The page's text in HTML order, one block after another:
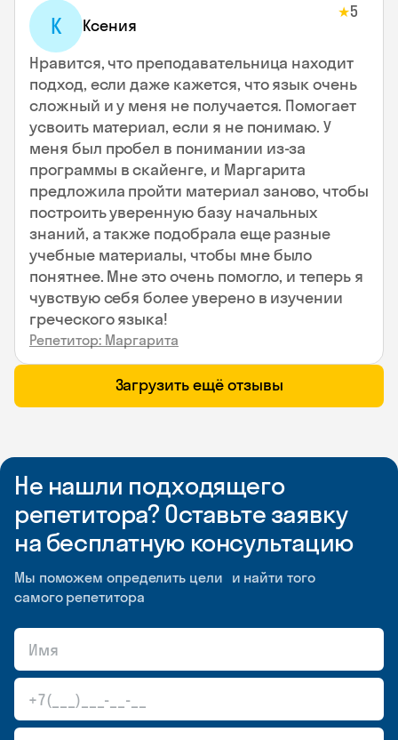
К Ксения
★5
Нравится, что преподавательница находит
подход, если даже кажется, что язык очень
сложный и у меня не получается. Помогает
усвоить материал, если я не понимаю. У
меня был пробел в понимании из-за
программы в скайенге, и Маргарита
предложила пройти материал заново, чтобы
построить уверенную базу начальных
знаний, а также подобрала еще разные
учебные материалы, чтобы мне было
понятнее. Мне это очень помогло, и теперь я
чувствую себя более уверено в изучении
греческого языка!
Репетитор: Маргарита
Загрузить ещё отзывы
Не нашли подходящего
репетитора? Оставьте заявку
на бесплатную консультацию
Мы поможем определить цели и найти того
самого репетитора